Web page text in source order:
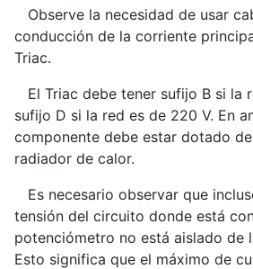
Observe la necesidad de usar
conducción de la corriente
Triac.
El Triac debe tener sufijo B si la
sufijo D si la red es de 220 V. En
componente debe estar dotado
radiador de calor.
Es necesario observar que
tensión del circuito donde está
potenciómetro no está aislado de
Esto significa que el máximo de